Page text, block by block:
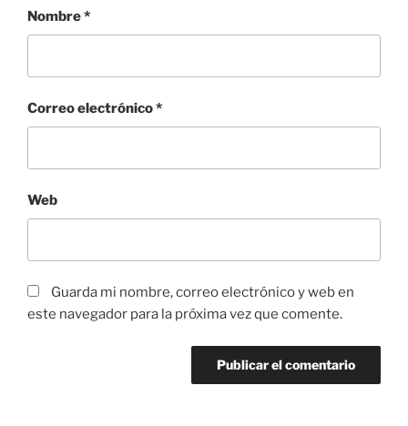
Nombre*
Correo electrónico*
Web
Guarda mi nombre, correo electrónico y web en
este navegador para la próxima vez que comente.